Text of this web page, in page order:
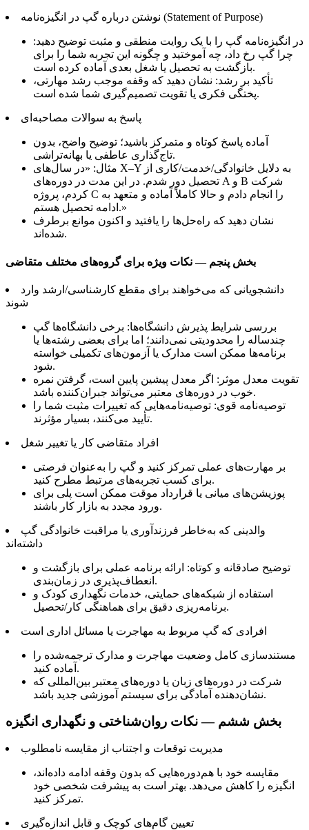
نوشتن درباره گپ در انگیزه‌نامه (Statement of Purpose)
در انگیزه‌نامه گپ را با یک روایت منطقی و مثبت توضیح دهید:
چرا گپ رخ داد، چه آموختید و چگونه این تجربه شما را برای
بازگشت به تحصیل یا شغل بعدی آماده کرده است.
تأکید بر رشد: نشان دهید که وقفه موجب رشد مهارتی،
پختگی فکری یا تقویت تصمیم‌گیری شما شده است.
پاسخ به سوالات مصاحبه‌ای
آماده پاسخ کوتاه و متمرکز باشید؛ توضیح واضح، بدون
تاج‌گذاری عاطفی یا بهانه‌تراشی.
مثال: «در سال‌های X–Y به دلایل خانوادگی/خدمت/کاری از
تحصیل دور شدم. در این مدت در دوره‌های A و B شرکت
کردم، پروژه C را انجام دادم و حالا کاملاً آماده و متعهد به
ادامه تحصیل هستم.»
نشان دهید که راه‌حل‌ها را یافتید و اکنون موانع برطرف
شده‌اند.
بخش پنجم — نکات ویژه برای گروه‌های مختلف متقاضی
دانشجویانی که می‌خواهند برای مقطع کارشناسی/ارشد وارد
شوند
بررسی شرایط پذیرش دانشگاه‌ها: برخی دانشگاه‌ها گپ
چندساله را محدودیتی نمی‌دانند؛ اما برای بعضی رشته‌ها یا
برنامه‌ها ممکن است مدارک یا آزمون‌های تکمیلی خواسته
شود.
تقویت معدل موثر: اگر معدل پیشین پایین است، گرفتن نمره
خوب در دوره‌های معتبر می‌تواند جبران‌کننده باشد.
توصیه‌نامه قوی: توصیه‌نامه‌هایی که تغییرات مثبت شما را
تأیید می‌کنند، بسیار مؤثرند.
افراد متقاضی کار یا تغییر شغل
بر مهارت‌های عملی تمرکز کنید و گپ را به‌عنوان فرصتی
برای کسب تجربه‌های مرتبط مطرح کنید.
پوزیشن‌های میانی یا قرارداد موقت ممکن است پلی برای
ورود مجدد به بازار کار باشند.
والدینی که به‌خاطر فرزندآوری یا مراقبت خانوادگی گپ
داشته‌اند
توضیح صادقانه و کوتاه: ارائه برنامه عملی برای بازگشت و
انعطاف‌پذیری در زمان‌بندی.
استفاده از شبکه‌های حمایتی، خدمات نگهداری کودک و
برنامه‌ریزی دقیق برای هماهنگی کار/تحصیل.
افرادی که گپ مربوط به مهاجرت یا مسائل اداری است
مستندسازی کامل وضعیت مهاجرت و مدارک ترجمه‌شده را
آماده کنید.
شرکت در دوره‌های زبان یا دوره‌های معتبر بین‌المللی که
نشان‌دهنده آمادگی برای سیستم آموزشی جدید باشد.
بخش ششم — نکات روان‌شناختی و نگهداری انگیزه
مدیریت توقعات و اجتناب از مقایسه نامطلوب
مقایسه خود با هم‌دوره‌هایی که بدون وقفه ادامه داده‌اند،
انگیزه را کاهش می‌دهد. بهتر است به پیشرفت شخصی خود
تمرکز کنید.
تعیین گام‌های کوچک و قابل اندازه‌گیری